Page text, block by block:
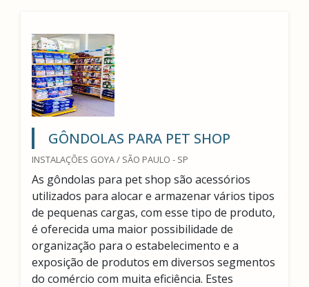
GÔNDOLAS PARA PET SHOP
INSTALAÇÕES GOYA / SÃO PAULO - SP
As gôndolas para pet shop são acessórios
utilizados para alocar e armazenar vários tipos
de pequenas cargas, com esse tipo de produto,
é oferecida uma maior possibilidade de
organização para o estabelecimento e a
exposição de produtos em diversos segmentos
do comércio com muita eficiência. Estes